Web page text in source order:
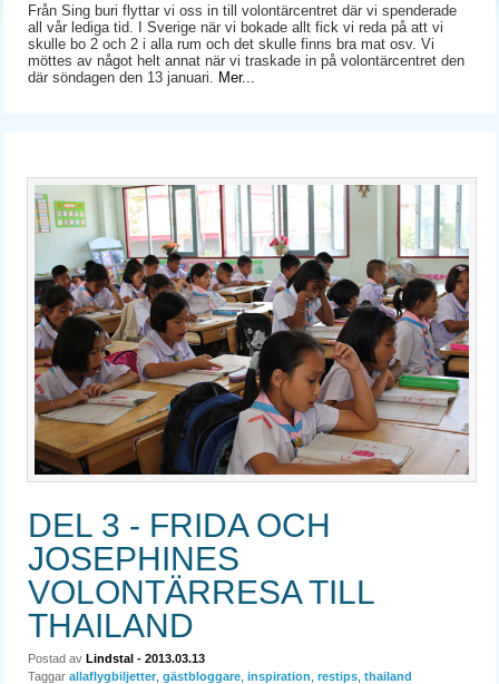
Från Sing buri flyttar vi oss in till volontärcentret där vi spenderade
all vår lediga tid. I Sverige när vi bokade allt fick vi reda på att vi
skulle bo 2 och 2 i alla rum och det skulle finns bra mat osv. Vi
möttes av något helt annat när vi traskade in på volontärcentret den
där söndagen den 13 januari.
Mer...
DEL 3 - FRIDA OCH
JOSEPHINES
VOLONTÄRRESA TILL
THAILAND
Postad avLindstal - 2013.03.13
Taggar allaflygbiljetter ,gästbloggare ,inspiration ,restips ,thailand